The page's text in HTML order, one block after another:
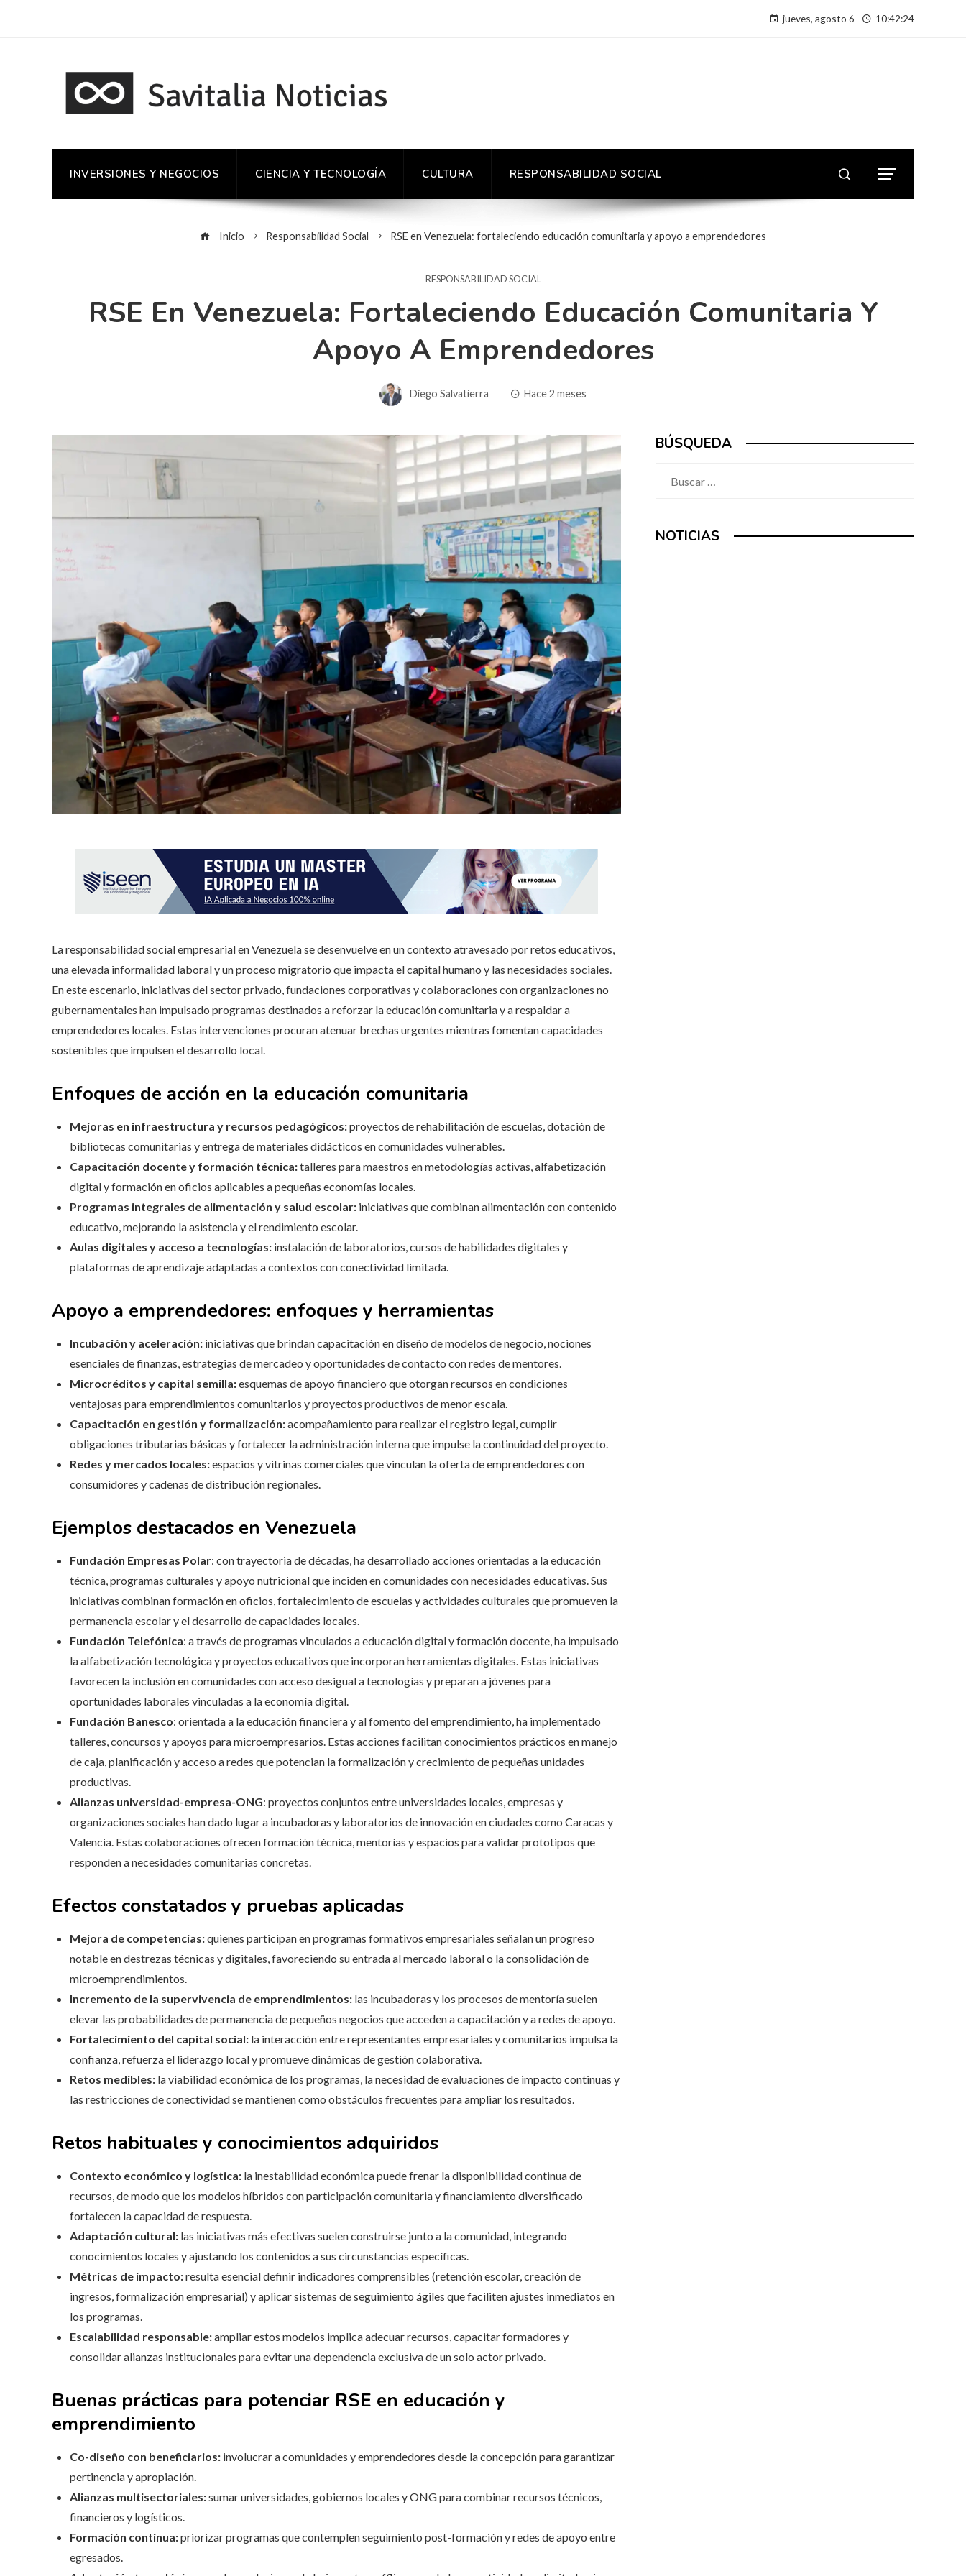
jueves, agosto 6 10:42:25
INVERSIONES Y NEGOCIOS CIENCIA Y TECNOLOGÍA CULTURA RESPONSABILIDAD SOCIAL
Inicio Responsabilidad Social RSE en Venezuela: fortaleciendo educación comunitaria y apoyo a emprendedores
RESPONSABILIDAD SOCIAL
RSE En Venezuela: Fortaleciendo Educación Comunitaria Y
Apoyo A Emprendedores
Diego Salvatierra Hace 2 meses
La responsabilidad social empresarial en Venezuela se desenvuelve en un contexto atravesado por retos educativos,
una elevada informalidad laboral y un proceso migratorio que impacta el capital humano y las necesidades sociales.
En este escenario, iniciativas del sector privado, fundaciones corporativas y colaboraciones con organizaciones no
gubernamentales han impulsado programas destinados a reforzar la educación comunitaria y a respaldar a
emprendedores locales. Estas intervenciones procuran atenuar brechas urgentes mientras fomentan capacidades
sostenibles que impulsen el desarrollo local.
Enfoques de acción en la educación comunitaria
Mejoras en infraestructura y recursos pedagógicos:proyectos de rehabilitación de escuelas, dotación de
bibliotecas comunitarias y entrega de materiales didácticos en comunidades vulnerables.
Capacitación docente y formación técnica:talleres para maestros en metodologías activas, alfabetización
digital y formación en oficios aplicables a pequeñas economías locales.
Programas integrales de alimentación y salud escolar: iniciativas que combinan alimentación con contenido
educativo, mejorando la asistencia y el rendimiento escolar.
Aulas digitales y acceso a tecnologías: instalación de laboratorios, cursos de habilidades digitales y
plataformas de aprendizaje adaptadas a contextos con conectividad limitada.
Apoyo a emprendedores: enfoques y herramientas
Incubación y aceleración: iniciativas que brindan capacitación en diseño de modelos de negocio, nociones
esenciales de finanzas, estrategias de mercadeo y oportunidades de contacto con redes de mentores.
Microcréditos y capital semilla:esquemas de apoyo financiero que otorgan recursos en condiciones
ventajosas para emprendimientos comunitarios y proyectos productivos de menor escala.
Capacitación en gestión y formalización:acompañamiento para realizar el registro legal, cumplir
obligaciones tributarias básicas y fortalecer la administración interna que impulse la continuidad del proyecto.
Redes y mercados locales:espacios y vitrinas comerciales que vinculan la oferta de emprendedores con
consumidores y cadenas de distribución regionales.
Ejemplos destacados en Venezuela
Fundación Empresas Polar: con trayectoria de décadas, ha desarrollado acciones orientadas a la educación
técnica, programas culturales y apoyo nutricional que inciden en comunidades con necesidades educativas. Sus
iniciativas combinan formación en oficios, fortalecimiento de escuelas y actividades culturales que promueven la
permanencia escolar y el desarrollo de capacidades locales.
Fundación Telefónica: a través de programas vinculados a educación digital y formación docente, ha impulsado
la alfabetización tecnológica y proyectos educativos que incorporan herramientas digitales. Estas iniciativas
favorecen la inclusión en comunidades con acceso desigual a tecnologías y preparan a jóvenes para
oportunidades laborales vinculadas a la economía digital.
Fundación Banesco: orientada a la educación financiera y al fomento del emprendimiento, ha implementado
talleres, concursos y apoyos para microempresarios. Estas acciones facilitan conocimientos prácticos en manejo
de caja, planificación y acceso a redes que potencian la formalización y crecimiento de pequeñas unidades
productivas.
Alianzas universidad-empresa-ONG: proyectos conjuntos entre universidades locales, empresas y
organizaciones sociales han dado lugar a incubadoras y laboratorios de innovación en ciudades como Caracas y
Valencia. Estas colaboraciones ofrecen formación técnica, mentorías y espacios para validar prototipos que
responden a necesidades comunitarias concretas.
Efectos constatados y pruebas aplicadas
Mejora de competencias:quienes participan en programas formativos empresariales señalan un progreso
notable en destrezas técnicas y digitales, favoreciendo su entrada al mercado laboral o la consolidación de
microemprendimientos.
Incremento de la supervivencia de emprendimientos: las incubadoras y los procesos de mentoría suelen
elevar las probabilidades de permanencia de pequeños negocios que acceden a capacitación y a redes de apoyo.
Fortalecimiento del capital social: la interacción entre representantes empresariales y comunitarios impulsa la
confianza, refuerza el liderazgo local y promueve dinámicas de gestión colaborativa.
Retos medibles: la viabilidad económica de los programas, la necesidad de evaluaciones de impacto continuas y
las restricciones de conectividad se mantienen como obstáculos frecuentes para ampliar los resultados.
Retos habituales y conocimientos adquiridos
Contexto económico y logística: la inestabilidad económica puede frenar la disponibilidad continua de
recursos, de modo que los modelos híbridos con participación comunitaria y financiamiento diversificado
fortalecen la capacidad de respuesta.
Adaptación cultural: las iniciativas más efectivas suelen construirse junto a la comunidad, integrando
conocimientos locales y ajustando los contenidos a sus circunstancias específicas.
Métricas de impacto:resulta esencial definir indicadores comprensibles (retención escolar, creación de
ingresos, formalización empresarial) y aplicar sistemas de seguimiento ágiles que faciliten ajustes inmediatos en
los programas.
Escalabilidad responsable:ampliar estos modelos implica adecuar recursos, capacitar formadores y
consolidar alianzas institucionales para evitar una dependencia exclusiva de un solo actor privado.
Buenas prácticas para potenciar RSE en educación y
emprendimiento
Co-diseño con beneficiarios: involucrar a comunidades y emprendedores desde la concepción para garantizar
pertinencia y apropiación.
Alianzas multisectoriales:sumar universidades, gobiernos locales y ONG para combinar recursos técnicos,
financieros y logísticos.
Formación continua:priorizar programas que contemplen seguimiento post-formación y redes de apoyo entre
egresados.
BÚSQUEDA
NOTICIAS